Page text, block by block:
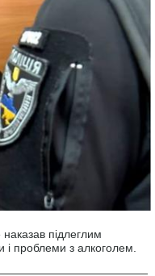
підлеглим
і проблеми з алкоголем.